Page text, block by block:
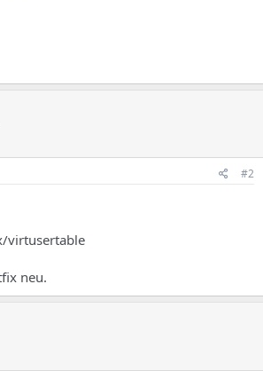
#2
virtusertable
neu.